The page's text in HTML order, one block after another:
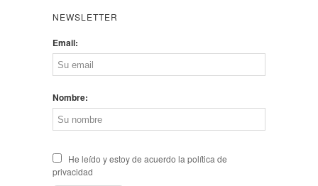
NEWSLETTER
Email:
Nombre:
He leído y estoy de acuerdo la política de
privacidad